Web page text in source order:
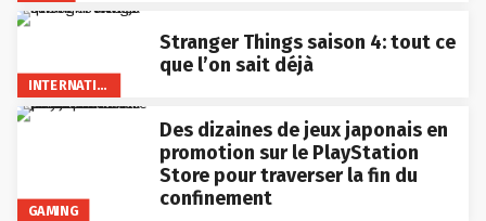
INTERNATIONAL
Stranger Things saison 4: tout ce
que l’on sait déjà
GAMING
Des dizaines de jeux japonais en
promotion sur le PlayStation
Store pour traverser la fin du
confinement